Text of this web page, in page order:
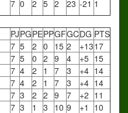
7 0 2 5 2 23 -21 1
PJPGPEPPGFGCDG PTS
7 5 2 0 15 2 +1317
7 5 0 2 9 4 +5 15
7 4 2 1 7 3 +4 14
7 4 2 1 7 3 +4 14
7 3 2 2 9 7 +2 11
7 3 1 3 10 9 +1
10